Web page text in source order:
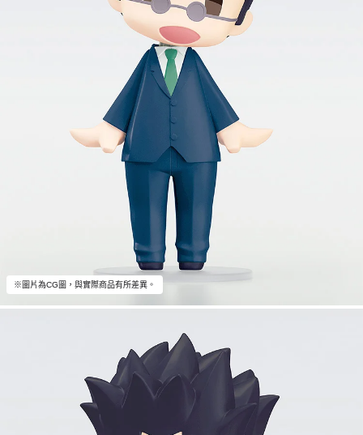
※圖片為CG圖，與實際商品有所差異。